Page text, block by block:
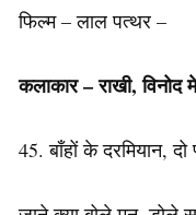
फिल्म – लाल पत्थर –
कलाकार – राखी, विनोद
45. बाँहों के दरमियान, दो